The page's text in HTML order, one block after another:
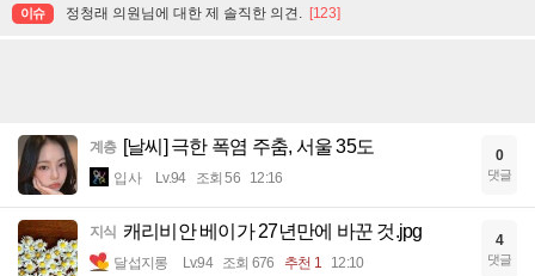
이슈 정청래 의원님에 대한 제 솔직한 의견. [123]
계층 [날씨] 극한 폭염 주춤, 서울 35도
입사 Lv.94 조회 56 12:16
0
댓글
지식 캐리비안 베이가 27년만에 바꾼 것.jpg
달섭지롱 Lv.94 조회 676 추천 1 12:10
4
댓글